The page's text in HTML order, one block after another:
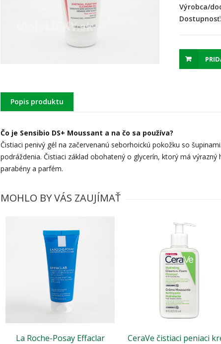
Výrobca/
Dostupnosť:
Popis produktu
Čo je Sensibio DS+ Moussant a na čo sa používa?
Čistiaci penivý gél na začervenanú seborhoickú pokožku so
podráždenia. Čistiaci základ obohatený o glycerín, ktorý má výrazný
parabény a parfém.
MOHLO BY VÁS ZAUJÍMAŤ
La Roche-Posay Effaclar
CeraVe čistiaci peniaci